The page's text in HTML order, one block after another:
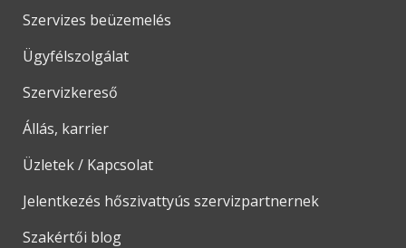
Szervizes beüzemelés
Ügyfélszolgálat
Szervizkereső
Állás, karrier
Üzletek / Kapcsolat
Jelentkezés hőszivattyús szervizpartnernek
Szakértői blog